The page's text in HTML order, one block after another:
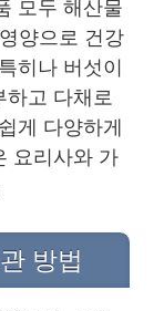
모두 해산물
양으로 건강
히나 버섯이
하고 다채로
게 다양하게
요리사와 가
방법